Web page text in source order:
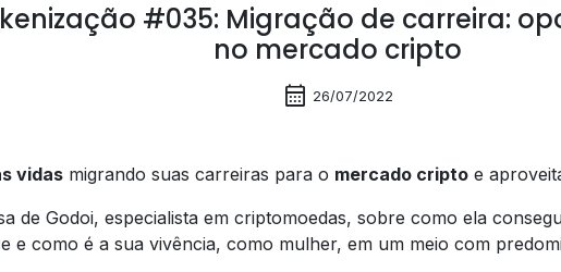
#035: Migração de carreira:
no mercado cripto
calendar_month 26/07/2022
vidas migrando suas carreiras para o mercado cripto e
de Godoi, especialista em criptomoedas, sobre como ela
e como é a sua vivência, como mulher, em um meio com